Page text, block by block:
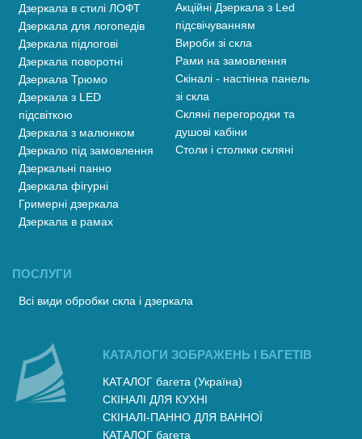
Дзеркала в стилі ЛОФТ
Дзеркала для логопедів
Дзеркала підлогові
Дзеркала поворотні
Дзеркала Трюмо
Дзеркала з LED
підсвіткою
Дзеркала з малюнком
Дзеркало під замовлення
Дзеркальні панно
Дзеркала фігурні
Гримерні дзеркала
Дзеркала в рамах
Акційні Дзеркала з Led
підсвічуванням
Вироби зі скла
Рами на замовлення
Скіналі - настінна панель
зі скла
Скляні перегородки та
душові кабіни
Столи і столики скляні
ПОСЛУГИ
Всі види обробки скла і дзеркала
КАТАЛОГИ ЗОБРАЖЕНЬ І БАГЕТІВ
КАТАЛОГ багета (Україна)
СКІНАЛІ ДЛЯ КУХНІ
СКІНАЛІ-ПАННО ДЛЯ ВАННОЇ
КАТАЛОГ багета